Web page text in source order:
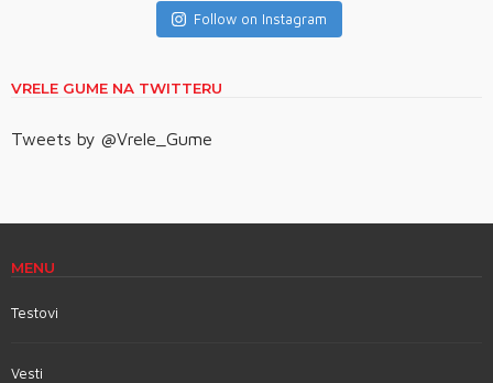
Follow on Instagram
VRELE GUME NA TWITTERU
Tweets by @Vrele_Gume
MENU
Testovi
Vesti